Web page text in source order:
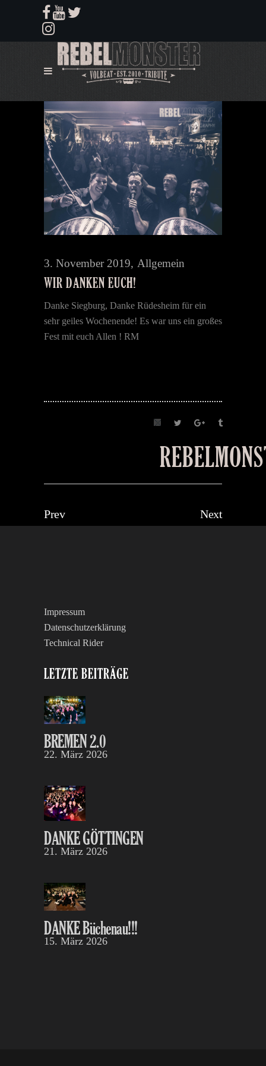
3. November 2019 Allgemein
WIR DANKEN EUCH!
Danke Siegburg, Danke Rüdesheim für ein
sehr geiles Wochenende! Es war uns ein großes
Fest mit euch Allen ! RM
Prev Next
Impressum
Datenschutzerklärung
Technical Rider
LETZTE BEITRÄGE
BREMEN 2.0
22. März 2026
DANKE GÖTTINGEN
21. März 2026
DANKE Büchenau!!!
15. März 2026